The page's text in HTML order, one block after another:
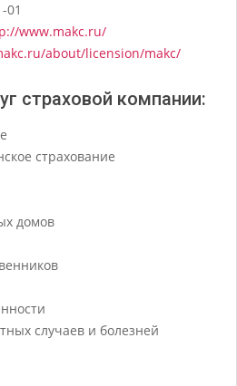
01
www.makc.ru/
about/licension/makc/
страховой компании:
страхование
домов
случаев и болезней